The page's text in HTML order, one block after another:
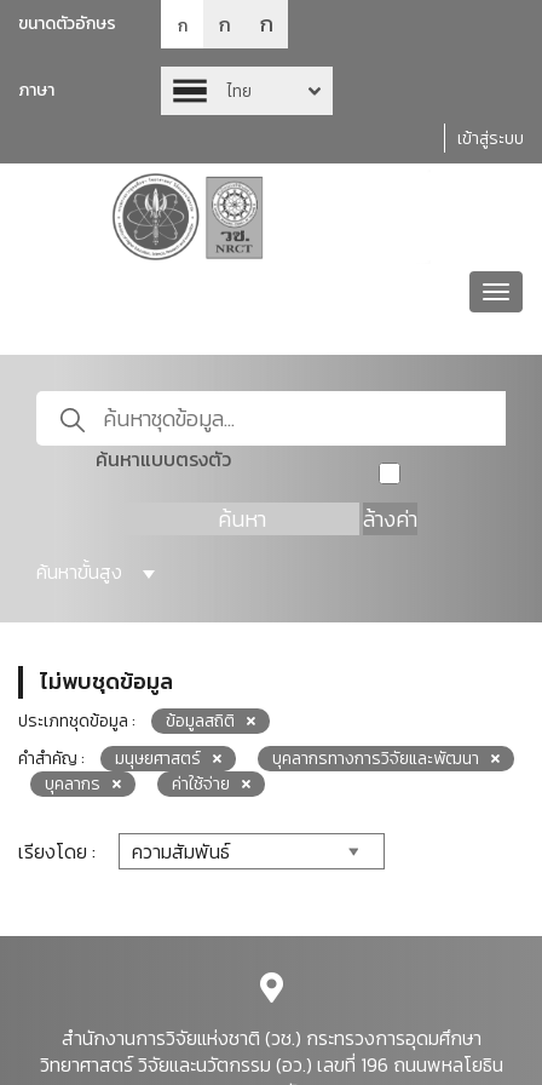
ขนาดตัวอักษร ก ก ก
ภาษา
ไทย
เข้าสู่ระบบ
ค้นหาแบบตรงตัว
ค้นหา ล้างค่า
ค้นหาขั้นสูง
ไม่พบชุดข้อมูล
ประเภทชุดข้อมูล :
ข้อมูลสถิติ
คำสำคัญ :
มนุษยศาสตร์
บุคลากรทางการวิจัยและพัฒนา
บุคลากร
ค่าใช้จ่าย
เรียงโดย :
สำนักงานการวิจัยแห่งชาติ (วช.) กระทรวงการอุดมศึกษา
วิทยาศาสตร์ วิจัยและนวัตกรรม (อว.) เลขที่ 196 ถนนพหลโยธิน